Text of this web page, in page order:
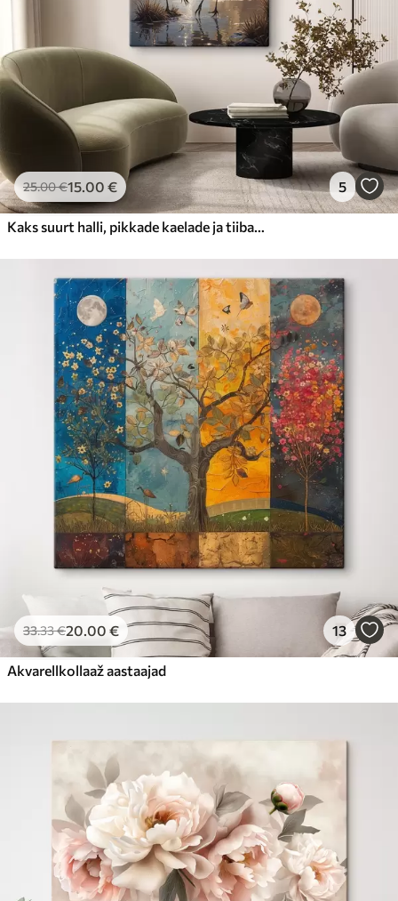
25.00€15 .00 € 5
33.33€20 .00 € 13
Akvarellkollaaž aastaajad